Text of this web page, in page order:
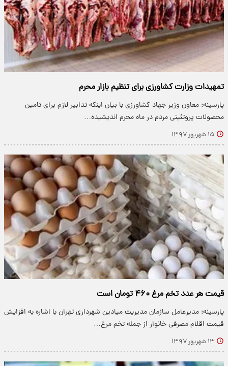
تمهیدات وزارت کشاورزی برای تنظیم بازار محرم
پارسینه: معاون وزیر جهاد کشاورزی با بیان اینکه تدابیر لازم برای تامین
محصولات پروتئینی مردم در ماه محرم اندیشیده…
۱۵ شهریور ۱۳۹۷
قیمت هر عدد تخم مرغ ۴۶۰ تومان است
پارسینه: مدیرعامل سازمان مدیریت میادین شهرداری تهران با اشاره به افزایش
قیمت اقلام مصرفی خانوار از جمله تخم مرغ…
۱۳ شهریور ۱۳۹۷